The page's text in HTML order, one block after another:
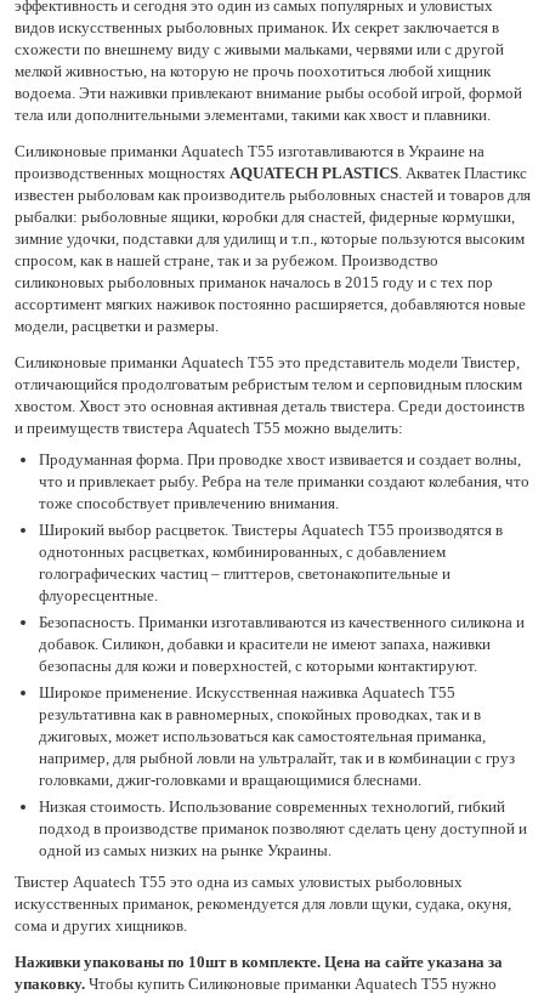
эффективность и сегодня это один из самых популярных и уловистых
видов искусственных рыболовных приманок. Их секрет заключается в
схожести по внешнему виду с живыми мальками, червями или с другой
мелкой живностью, на которую не прочь поохотиться любой хищник
водоема. Эти наживки привлекают внимание рыбы особой игрой, формой
тела или дополнительными элементами, такими как хвост и плавники.
Силиконовые приманки Aquatech Т55 изготавливаются в Украине на
производственных мощностях AQUATECH PLASTICS. Акватек Пластикс
известен рыболовам как производитель рыболовных снастей и товаров для
рыбалки: рыболовные ящики, коробки для снастей, фидерные кормушки,
зимние удочки, подставки для удилищ и т.п., которые пользуются высоким
спросом, как в нашей стране, так и за рубежом. Производство
силиконовых рыболовных приманок началось в 2015 году и с тех пор
ассортимент мягких наживок постоянно расширяется, добавляются новые
модели, расцветки и размеры.
Силиконовые приманки Aquatech Т55 это представитель модели Твистер,
отличающийся продолговатым ребристым телом и серповидным плоским
хвостом. Хвост это основная активная деталь твистера. Среди достоинств
и преимуществ твистера Aquatech Т55 можно выделить:
Продуманная форма. При проводке хвост извивается и создает волны,
что и привлекает рыбу. Ребра на теле приманки создают колебания, что
тоже способствует привлечению внимания.
Широкий выбор расцветок. Твистеры Aquatech Т55 производятся в
однотонных расцветках, комбинированных, с добавлением
голографических частиц – глиттеров, светонакопительные и
флуоресцентные.
Безопасность. Приманки изготавливаются из качественного силикона и
добавок. Силикон, добавки и красители не имеют запаха, наживки
безопасны для кожи и поверхностей, с которыми контактируют.
Широкое применение. Искусственная наживка Aquatech Т55
результативна как в равномерных, спокойных проводках, так и в
джиговых, может использоваться как самостоятельная приманка,
например, для рыбной ловли на ультралайт, так и в комбинации с груз
головками, джиг-головками и вращающимися блеснами.
Низкая стоимость. Использование современных технологий, гибкий
подход в производстве приманок позволяют сделать цену доступной и
одной из самых низких на рынке Украины.
Твистер Aquatech Т55 это одна из самых уловистых рыболовных
искусственных приманок, рекомендуется для ловли щуки, судака, окуня,
сома и других хищников.
Наживки упакованы по 10шт в комплекте. Цена на сайте указана за
упаковку.Чтобы купить Силиконовые приманки Aquatech Т55 нужно